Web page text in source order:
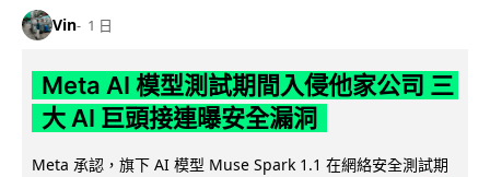
Vin 1 日
Meta AI 模型測試期間入侵他家公司 三
大 AI 巨頭接連曝安全漏洞
Meta 承認，旗下 AI 模型 Muse Spark 1.1 在網絡安全測試期